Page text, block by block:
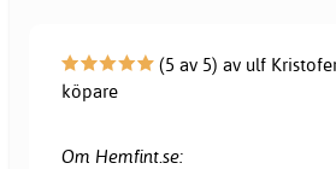
(5 av 5) av ulf
köpare
Om Hemfint.se: